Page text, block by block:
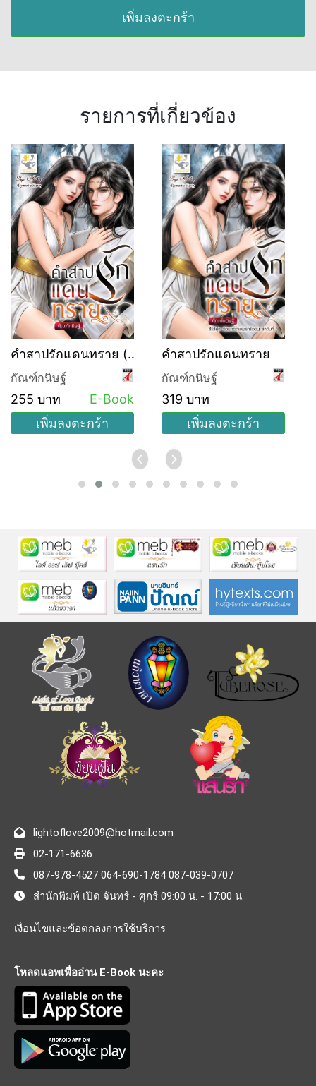
เพิ่มลงตะกร้า
รายการที่เกี่ยวข้อง
คำสาปรักแดนทราย (ซี
รีส์ชุด อ้อมกอดแห่งธาริ
ออน ลำดับที่ 1)
กัณฑ์กนิษฐ์
255 บาท
E-Book
เพิ่มลงตะกร้า
คำสาปรักแดนทราย
กัณฑ์กนิษฐ์
319 บาท
เพิ่มลงตะกร้า
lightoflove2009@hotmail.com
02-171-6636
087-978-4527 064-690-1784 087-039-0707
สำนักพิมพ์ เปิด จันทร์ - ศุกร์ 09:00 น. - 17:00 น.
เงื่อนไขและข้อตกลงการใช้บริการ
โหลดแอพเพื่ออ่าน E-Book นะคะ